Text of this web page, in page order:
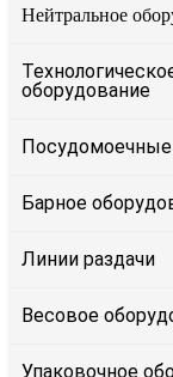
Нейтральное
оборудование
Барное
Линии раздачи
Весовое
Упаковочное